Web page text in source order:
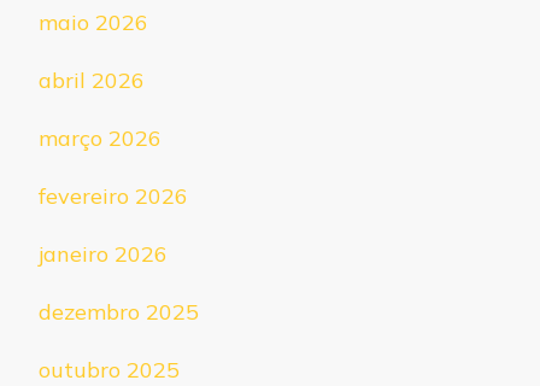
maio 2026
abril 2026
março 2026
fevereiro 2026
janeiro 2026
dezembro 2025
outubro 2025